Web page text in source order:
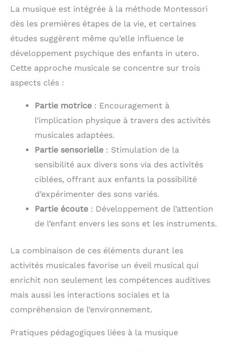
La musique est intégrée à la méthode Montessori
dès les premières étapes de la vie, et certaines
études suggèrent même qu’elle influence le
développement psychique des enfants in utero.
Cette approche musicale se concentre sur trois
aspects clés :
Partie motrice : Encouragement à
l’implication physique à travers des activités
musicales adaptées.
Partie sensorielle : Stimulation de la
sensibilité aux divers sons via des activités
ciblées, offrant aux enfants la possibilité
d’expérimenter des sons variés.
Partie écoute : Développement de l’attention
de l’enfant envers les sons et les instruments.
La combinaison de ces éléments durant les
activités musicales favorise un éveil musical qui
enrichit non seulement les compétences auditives
mais aussi les interactions sociales et la
compréhension de l’environnement.
Pratiques pédagogiques liées à la musique